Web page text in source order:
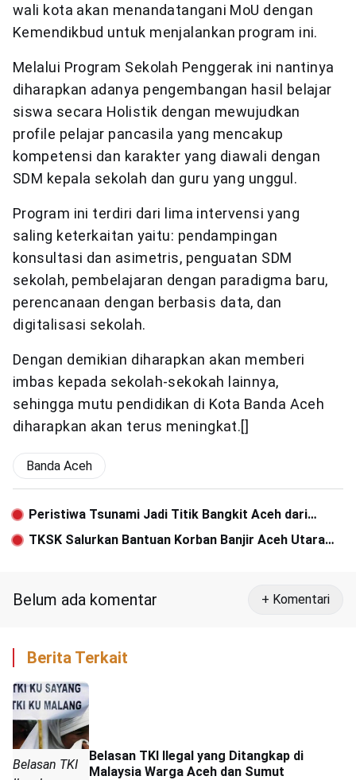
wali kota akan menandatangani MoU dengan
Kemendikbud untuk menjalankan program ini.
Melalui Program Sekolah Penggerak ini nantinya
diharapkan adanya pengembangan hasil belajar
siswa secara Holistik dengan mewujudkan
profile pelajar pancasila yang mencakup
kompetensi dan karakter yang diawali dengan
SDM kepala sekolah dan guru yang unggul.
Program ini terdiri dari lima intervensi yang
saling keterkaitan yaitu: pendampingan
konsultasi dan asimetris, penguatan SDM
sekolah, pembelajaran dengan paradigma baru,
perencanaan dengan berbasis data, dan
digitalisasi sekolah.
Dengan demikian diharapkan akan memberi
imbas kepada sekolah-sekokah lainnya,
sehingga mutu pendidikan di Kota Banda Aceh
diharapkan akan terus meningkat.[]
Banda Aceh
Peristiwa Tsunami Jadi Titik Bangkit Aceh dari
Keterpurukan
TKSK Salurkan Bantuan Korban Banjir Aceh Utara
Belum ada komentar + Komentari
Berita Terkait
Belasan TKI
Belasan TKI Ilegal yang Ditangkap di
Malaysia Warga Aceh dan Sumut